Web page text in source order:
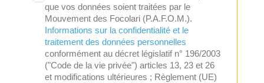
que vos données soient traitées par le
Mouvement des Focolari (P.A.F.O.M.).
Informations sur la confidentialité et le
traitement des données personnelles
conformément au décret législatif n° 196/2003
("Code de la vie privée") articles 13, 23 et 26
et modifications ultérieures ; Règlement (UE)